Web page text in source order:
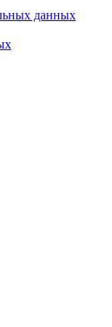
данных